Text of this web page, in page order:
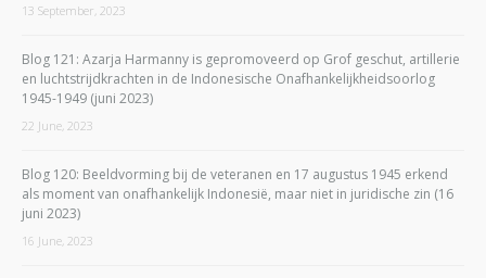
13 September, 2023
Blog 121: Azarja Harmanny is gepromoveerd op Grof geschut, artillerie
en luchtstrijdkrachten in de Indonesische Onafhankelijkheidsoorlog
1945-1949 (juni 2023)
22 June, 2023
Blog 120: Beeldvorming bij de veteranen en 17 augustus 1945 erkend
als moment van onafhankelijk Indonesië, maar niet in juridische zin (16
juni 2023)
16 June, 2023